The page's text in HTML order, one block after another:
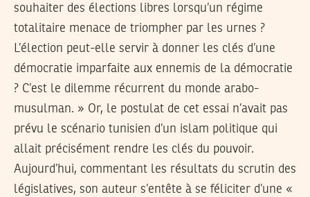
souhaiter des élections libres lorsqu’un régime
totalitaire menace de triompher par les urnes ?
L’élection peut-elle servir à donner les clés d’une
démocratie imparfaite aux ennemis de la démocratie
? C’est le dilemme récurrent du monde arabo-
musulman. » Or, le postulat de cet essai n’avait pas
prévu le scénario tunisien d’un islam politique qui
allait précisément rendre les clés du pouvoir.
Aujourd’hui, commentant les résultats du scrutin des
législatives, son auteur s’entête à se féliciter d’une «